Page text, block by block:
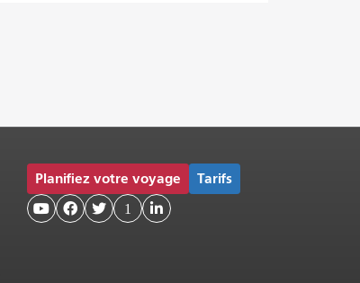
Planifiez votre voyage Tarifs
   1 